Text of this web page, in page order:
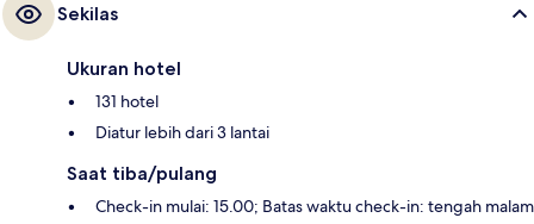
Sekilas
Ukuran hotel
131 hotel
Diatur lebih dari 3 lantai
Saat tiba/pulang
Check-in mulai: 15.00; Batas waktu check-in: tengah malam